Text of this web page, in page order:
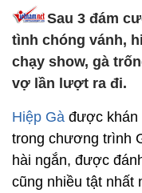
Sau 3 đám
tình chóng vánh,
chạy show, gà
vợ lần lượt ra đi.
Hiệp Gà được khán
trong chương trình
hài ngắn, được
cũng nhiều tật nhất